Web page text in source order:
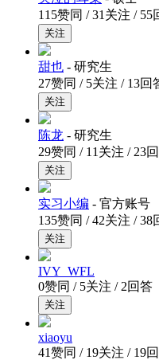
115赞同 / 31关注 / 55
关注
甜也 - 研究生
27赞同 / 5关注 / 13回
关注
陈龙 - 研究生
29赞同 / 11关注 / 23
关注
实习小编 - 官方账号
135赞同 / 42关注 / 38
关注
IVY_WFL
0赞同 / 5关注 / 2回答
关注
xiaoyu
41赞同 / 19关注 / 19